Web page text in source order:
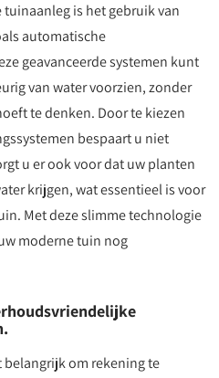
is het gebruik van
automatische
geavanceerde systemen kunt
van water voorzien, zonder
te denken. Door te kiezen
bespaart u niet
u er ook voor dat uw planten
krijgen, wat essentieel is voor
Met deze slimme technologie
moderne tuin nog
om rekening te